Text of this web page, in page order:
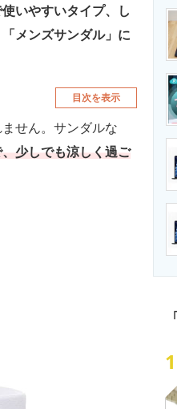
と応用 エネルギーの専門
いやすいタイプ、し
メンズサンダル」に
目次を表示
せん。サンダルな
少しでも涼しく過ご
1